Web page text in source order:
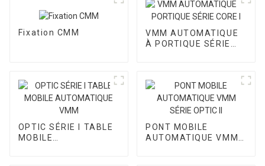
Fixation CMM
VMM AUTOMATIQUE
À PORTIQUE SÉRIE
OPTIC SÉRIE I TABLE
MOBILE
PONT MOBILE
AUTOMATIQUE VMM